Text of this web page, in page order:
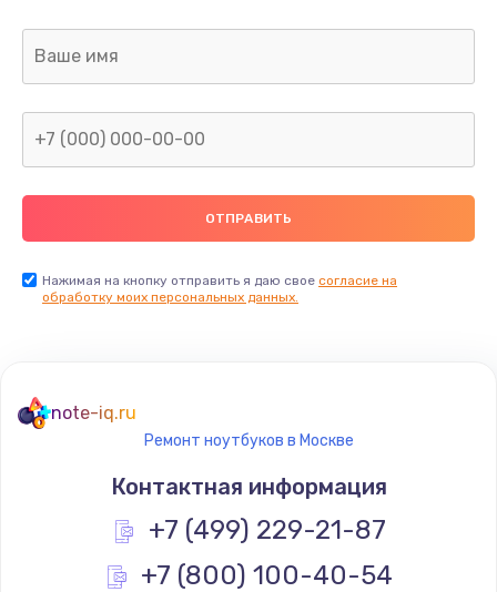
Нажимая на кнопку отправить я даю свое согласие на
обработку моих персональных данных.
note-iq.ru
Ремонт ноутбуков в Москве
Контактная информация
+7 (499) 229-21-87
+7 (800) 100-40-54